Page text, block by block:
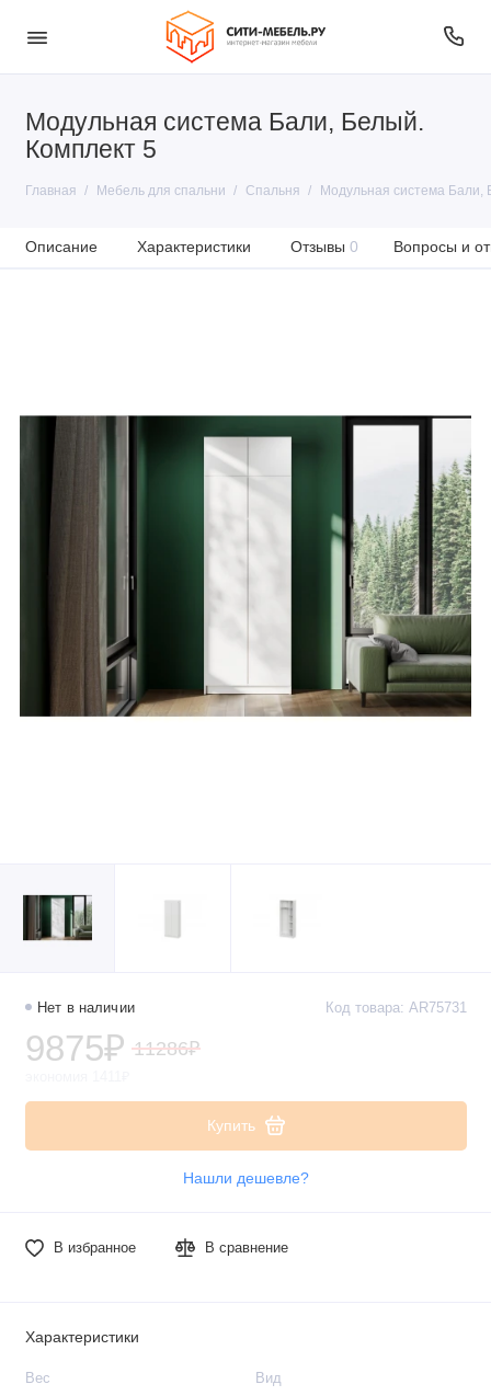
Модульная система Бали, Белый.
Комплект 5
Главная Мебель для спальни Спальня Модульная система Бали,
Описание Характеристики Отзывы 0 Вопросы и
Нет в наличии Код товара: AR75731
9875₽ 11286₽
Купить
Нашли дешевле?
В избранное В сравнение
Характеристики
Вес Вид